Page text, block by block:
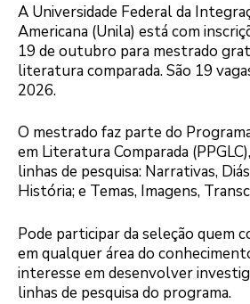
A Universidade Federal da
Americana (Unila) está com
19 de outubro para mestrado
literatura comparada. São 19
2026.
O mestrado faz parte do
em Literatura Comparada
linhas de pesquisa: Narrativas,
História; e Temas, Imagens,
Pode participar da seleção quem
em qualquer área do
interesse em desenvolver
linhas de pesquisa do programa.